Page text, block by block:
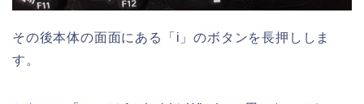
その後本体の面面にある「i」のボタンを長押ししま
す。